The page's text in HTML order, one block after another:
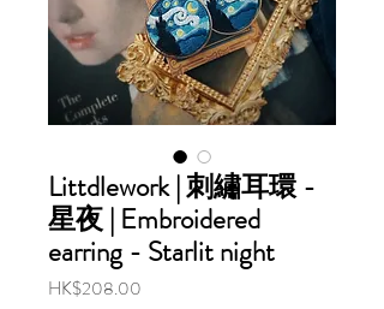
Littdlework | 刺繡耳環 -
星夜 | Embroidered
earring - Starlit night
HK$208.00